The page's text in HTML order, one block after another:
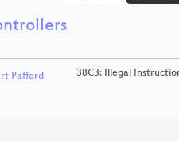
Pafford 38C3: Illegal